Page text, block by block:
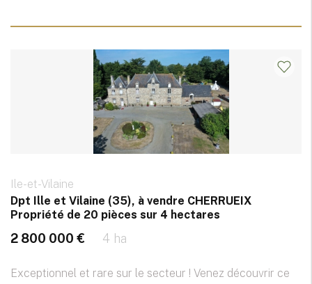
Ile-et-Vilaine
Dpt Ille et Vilaine (35), à vendre CHERRUEIX
Propriété de 20 pièces sur 4 hectares
2 800 000 € 4 ha
Exceptionnel et rare sur le secteur ! Venez découvrir ce